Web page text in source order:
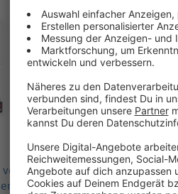
Medizinstudenten vergessen
Und eine Geburt wird plötzlich
starkes Stand-up. Die
Humor. Auch ihre Comedy-
wird von American-Football-
Streckbank... Keine Angst: Dieser Podcast ist
WERBUNG Hier gibt es viele Rabatte und alle Infos zu den Werbepartnern und „NotAufnahme“:
https://linktr.ee/notaufnahme Ihr möchtet Werbung in diesem Podcast schalten? Schickt gerne eine E-Mail
09.07.2026 23:09 / 36min
etwas in ihrem
Bei Lisa Feller